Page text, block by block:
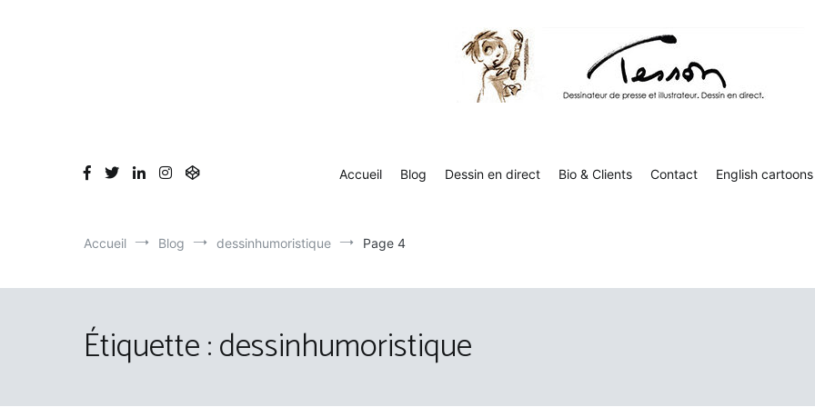
Accueil Blog Dessin en direct Bio & Clients Contact English cartoons
Accueil Blog dessinhumoristique Page 4
Étiquette :dessinhumoristique